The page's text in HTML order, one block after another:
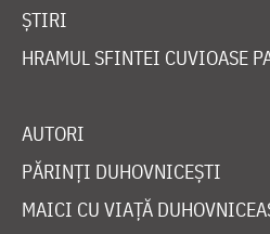
ȘTIRI
HRAMUL SFINTEI CUVIOASE
AUTORI
PĂRINȚI DUHOVNICEȘTI
MAICI CU VIAȚĂ